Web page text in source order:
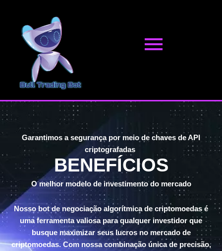
conteúdo
Garantimos a segurança por meio de chaves de API
criptografadas
BENEFÍCIOS
O melhor modelo de investimento do mercado
Nosso bot de negociação algorítmica de criptomoedas é
uma ferramenta valiosa para qualquer investidor que
busque maximizar seus lucros no mercado de
criptomoedas. Com nossa combinação única de precisão,